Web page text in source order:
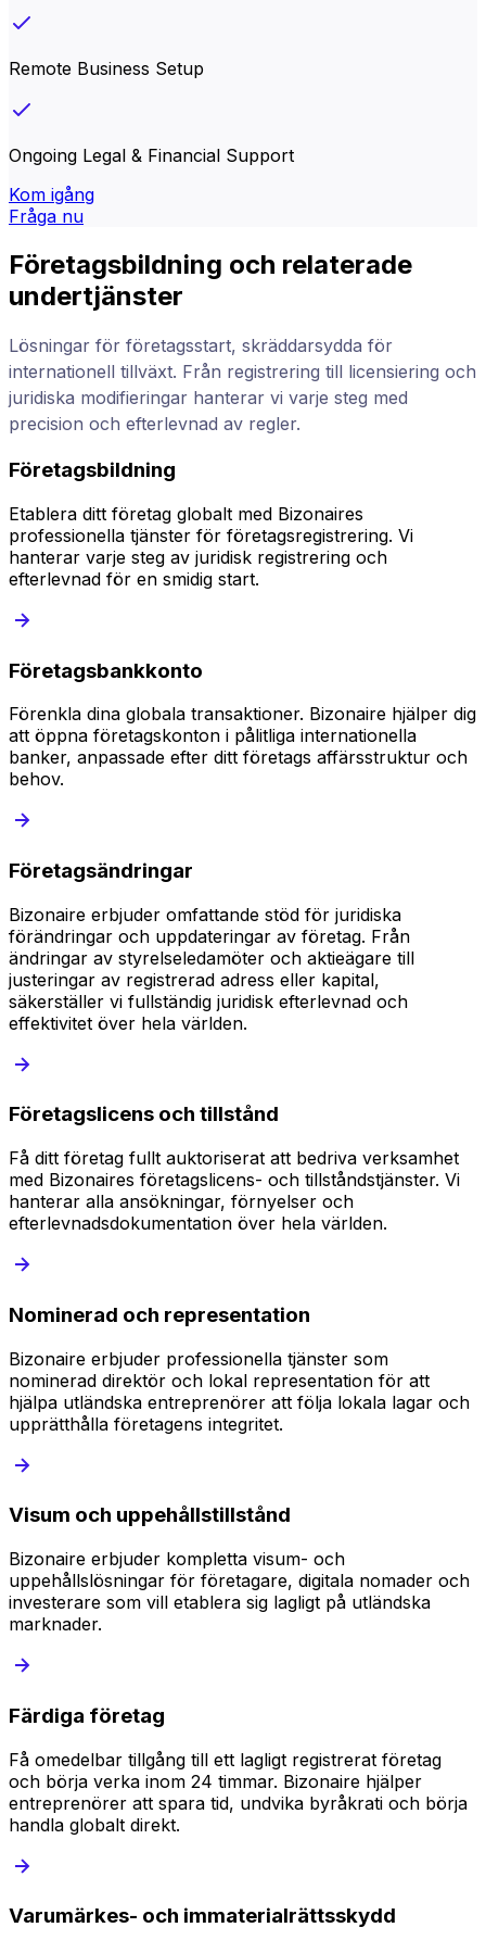
Remote Business Setup
Ongoing Legal & Financial Support
Kom igång
Fråga nu
Företagsbildning och relaterade
undertjänster
Lösningar för företagsstart, skräddarsydda för
internationell tillväxt. Från registrering till licensiering och
juridiska modifieringar hanterar vi varje steg med
precision och efterlevnad av regler.
Företagsbildning
Etablera ditt företag globalt med Bizonaires
professionella tjänster för företagsregistrering. Vi
hanterar varje steg av juridisk registrering och
efterlevnad för en smidig start.
Företagsbankkonto
Förenkla dina globala transaktioner. Bizonaire hjälper dig
att öppna företagskonton i pålitliga internationella
banker, anpassade efter ditt företags affärsstruktur och
behov.
Företagsändringar
Bizonaire erbjuder omfattande stöd för juridiska
förändringar och uppdateringar av företag. Från
ändringar av styrelseledamöter och aktieägare till
justeringar av registrerad adress eller kapital,
säkerställer vi fullständig juridisk efterlevnad och
effektivitet över hela världen.
Företagslicens och tillstånd
Få ditt företag fullt auktoriserat att bedriva verksamhet
med Bizonaires företagslicens- och tillståndstjänster. Vi
hanterar alla ansökningar, förnyelser och
efterlevnadsdokumentation över hela världen.
Nominerad och representation
Bizonaire erbjuder professionella tjänster som
nominerad direktör och lokal representation för att
hjälpa utländska entreprenörer att följa lokala lagar och
upprätthålla företagens integritet.
Visum och uppehållstillstånd
Bizonaire erbjuder kompletta visum- och
uppehållslösningar för företagare, digitala nomader och
investerare som vill etablera sig lagligt på utländska
marknader.
Färdiga företag
Få omedelbar tillgång till ett lagligt registrerat företag
och börja verka inom 24 timmar. Bizonaire hjälper
entreprenörer att spara tid, undvika byråkrati och börja
handla globalt direkt.
Varumärkes- och immaterialrättsskydd